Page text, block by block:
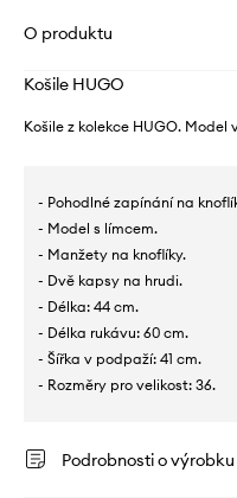
O produktu
Košile HUGO
Košile z kolekce HUGO.
- Pohodlné zapínání na
- Model s límcem.
- Manžety na knoflíky.
- Dvě kapsy na hrudi.
- Délka: 44 cm.
- Délka rukávu: 60 cm.
- Šířka v podpaží: 41 cm.
- Rozměry pro velikost: 36.
Podrobnosti o výrobku